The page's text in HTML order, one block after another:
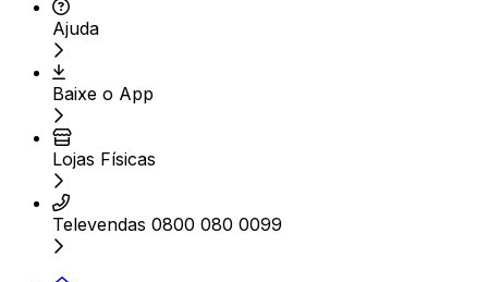
Ajuda
Baixe o App
Lojas Físicas
Televendas 0800 080 0099